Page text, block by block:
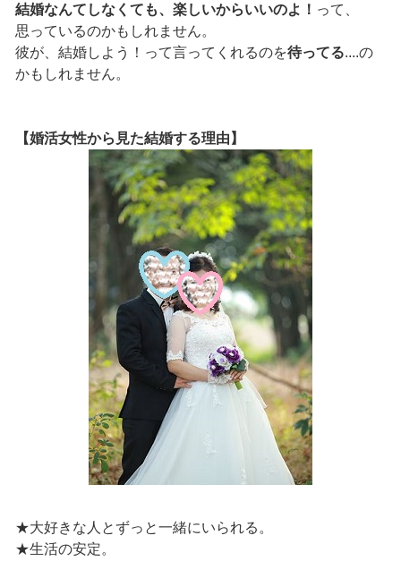
結婚なんてしなくても、楽しいからいいのよ！ って、
思っているのかもしれません。
彼が、結婚しよう！って言ってくれるのを待ってる....の
かもしれません。
【婚活女性から見た結婚する理由】
★大好きな人とずっと一緒にいられる。
★生活の安定。